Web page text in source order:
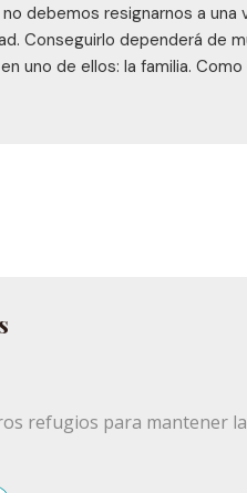
debemos resignarnos a una
Conseguirlo dependerá de
uno de ellos: la familia.
refugios para mantener